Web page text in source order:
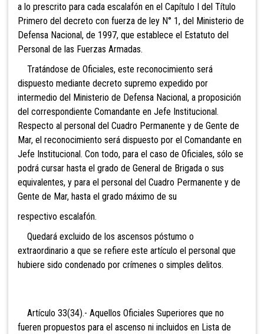
a lo prescrito para cada escalafón en el Capítulo I del Título
Primero del decreto con fuerza de ley N° 1, del Ministerio de
Defensa Nacional, de 1997, que establece el Estatuto del
Personal de las Fuerzas Armadas.
Tratándose de Oficiales, este reconocimiento será
dispuesto mediante decreto supremo expedido por
intermedio del Ministerio de Defensa Nacional, a proposición
del correspondiente Comandante en Jefe Institucional.
Respecto al personal del Cuadro Permanente y de Gente de
Mar, el reconocimiento será dispuesto por el Comandante en
Jefe Institucional. Con todo, para el caso de Oficiales, sólo se
podrá cursar hasta el grado de General de Brigada o sus
equivalentes, y para el personal del Cuadro Permanente y de
Gente de Mar, hasta el grado máximo de su
respectivo escalafón.
Quedará excluido de los ascensos póstumo o
extraordinario a que se refiere este artículo el personal que
hubiere sido condenado por crímenes o simples delitos.
Artículo 33(34).- Aquellos Oficiales Superiores que no
fueren propuestos para el ascenso ni incluidos en Lista de